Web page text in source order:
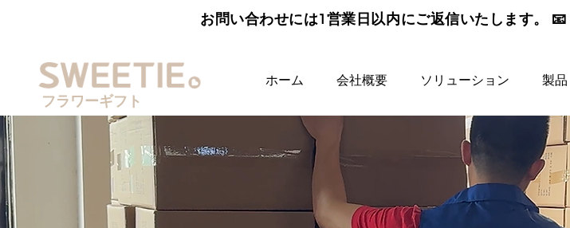
お問い合わせには1営業日以内にご返信いたします。 📧
フラワーギフト
ホーム 会社概要 ソリューション 製品